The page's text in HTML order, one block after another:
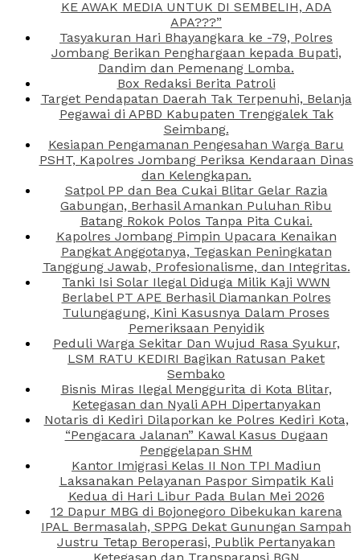
KE AWAK MEDIA UNTUK DI SEMBELIH, ADA
APA???”
Tasyakuran Hari Bhayangkara ke -79, Polres
Jombang Berikan Penghargaan kepada Bupati,
Dandim dan Pemenang Lomba.
Box Redaksi Berita Patroli
Target Pendapatan Daerah Tak Terpenuhi, Belanja
Pegawai di APBD Kabupaten Trenggalek Tak
Seimbang.
Kesiapan Pengamanan Pengesahan Warga Baru
PSHT, Kapolres Jombang Periksa Kendaraan Dinas
dan Kelengkapan.
Satpol PP dan Bea Cukai Blitar Gelar Razia
Gabungan, Berhasil Amankan Puluhan Ribu
Batang Rokok Polos Tanpa Pita Cukai.
Kapolres Jombang Pimpin Upacara Kenaikan
Pangkat Anggotanya, Tegaskan Peningkatan
Tanggung Jawab, Profesionalisme, dan Integritas.
Tanki Isi Solar Ilegal Diduga Milik Kaji WWN
Berlabel PT APE Berhasil Diamankan Polres
Tulungagung, Kini Kasusnya Dalam Proses
Pemeriksaan Penyidik
Peduli Warga Sekitar Dan Wujud Rasa Syukur,
LSM RATU KEDIRI Bagikan Ratusan Paket
Sembako
Bisnis Miras Ilegal Menggurita di Kota Blitar,
Ketegasan dan Nyali APH Dipertanyakan
Notaris di Kediri Dilaporkan ke Polres Kediri Kota,
“Pengacara Jalanan” Kawal Kasus Dugaan
Penggelapan SHM
Kantor Imigrasi Kelas II Non TPI Madiun
Laksanakan Pelayanan Paspor Simpatik Kali
Kedua di Hari Libur Pada Bulan Mei 2026
12 Dapur MBG di Bojonegoro Dibekukan karena
IPAL Bermasalah, SPPG Dekat Gunungan Sampah
Justru Tetap Beroperasi, Publik Pertanyakan